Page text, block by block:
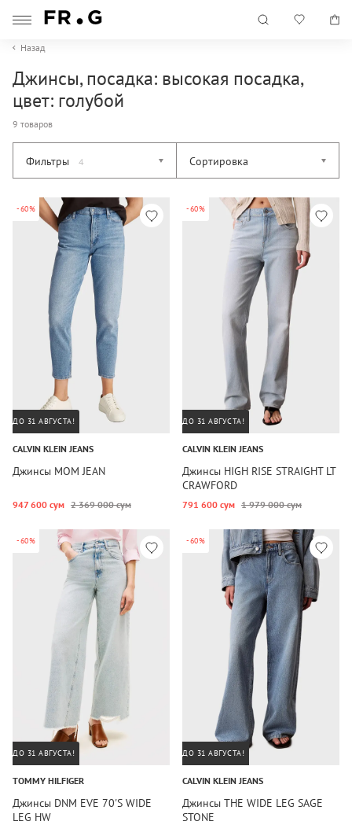
Назад
Джинсы, посадка: высокая посадка,
цвет: голубой
9 товаров
Фильтры 4 Сортировка
-60%
ДО 31 АВГУСТА!
CALVIN KLEIN JEANS
Джинсы MOM JEAN
947 600 сум 2 369 000 сум
-60%
ДО 31 АВГУСТА!
CALVIN KLEIN JEANS
Джинсы HIGH RISE STRAIGHT LT
CRAWFORD
791 600 сум 1 979 000 сум
-60%
ДО 31 АВГУСТА!
TOMMY HILFIGER
Джинсы DNM EVE 70'S WIDE
LEG HW
-60%
ДО 31 АВГУСТА!
CALVIN KLEIN JEANS
Джинсы THE WIDE LEG SAGE
STONE